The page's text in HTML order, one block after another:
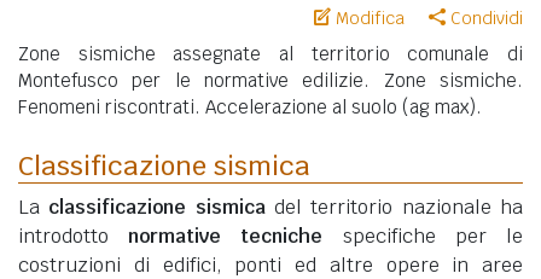
Modifica Condividi
Zone sismiche assegnate al territorio comunale di
Montefusco per le normative edilizie. Zone sismiche.
Fenomeni riscontrati. Accelerazione al suolo (ag max).
Classificazione sismica
La classificazione sismicadel territorio nazionale ha
introdotto normative tecniche specifiche per le
costruzioni di edifici, ponti ed altre opere in aree